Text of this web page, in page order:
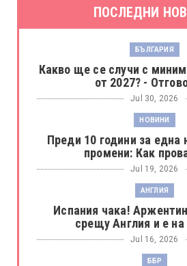
ПОСЛЕДНИ
БЪЛГАРИЯ
Какво ще се случи с
от 2027? -
Jul 30, 2026
НОВИНИ
Преди 10 години за една
промени: Как
Jul 19, 2026
АНГЛИЯ
Испания чака!
срещу Англия и е
Jul 16, 2026
ББР